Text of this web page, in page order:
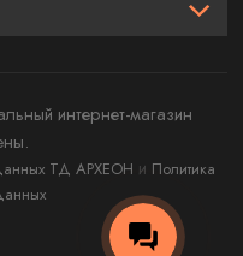
интернет-магазин
ТД АРХЕОН и Политика